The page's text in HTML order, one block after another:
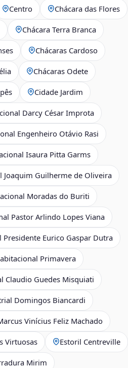
Centro Chácara das Flores
Chácara Terra Branca
Chácaras Cardoso
Chácaras Odete
Cidade Jardim
Darcy César Improta
Engenheiro Otávio Rasi
Isaura Pitta Garms
Joaquim Guilherme de Oliveira
Moradas do Buriti
Pastor Arlindo Lopes Viana
Eurico Gaspar Dutra
Primavera
Claudio Guedes Misquiati
Domingos Biancardi
Vinícius Feliz Machado
Virtuosas Estoril Centreville
Mirim